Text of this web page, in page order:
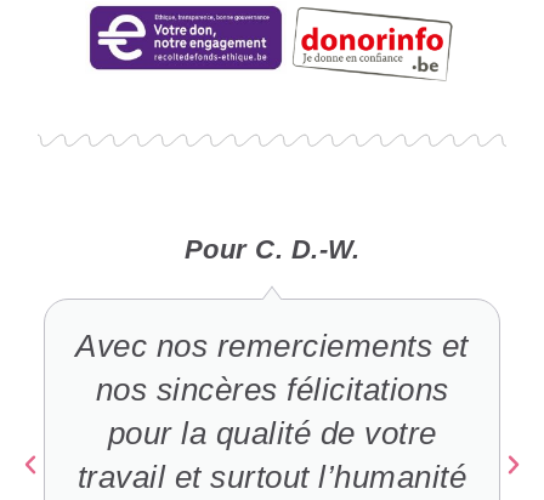
Avec nos remerciements et
nos sincères félicitations
pour la qualité de votre
travail et surtout l’humanité
Pour C. D.-W.